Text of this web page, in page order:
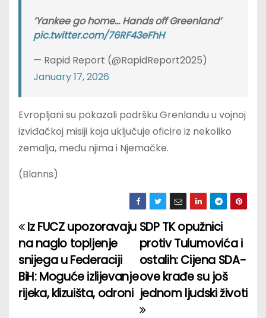
‘Yankee go home… Hands off Greenland’
pic.twitter.com/76RF43eFhH
— Rapid Report (@RapidReport2025)
January 17, 2026
Evropljani su pokazali podršku Grenlandu u vojnoj
izviđačkoj misiji koja uključuje oficire iz nekoliko
zemalja, među njima i Njemačke.
(Blanns)
P
o
s
t
SDP TK opužnici
protiv Tulumovića i
ostalih: Cijena SDA-
ove krađe su još
jednom ljudski životi
Iz FUCZ upozoravaju
na naglo topljenje
snijega u Federaciji
BiH: Moguće izlijevanje
rijeka, klizuišta, odroni